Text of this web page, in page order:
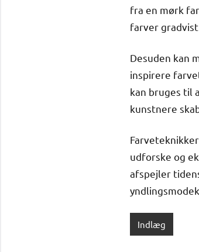
fra en mørk
farver
Desuden kan
inspirere
kan bruges til
kunstnere
udforske og
afspejler
Indlæg